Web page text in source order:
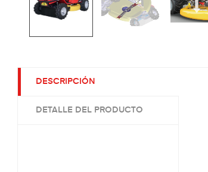
DESCRIPCIÓN
DETALLE DEL PRODUCTO